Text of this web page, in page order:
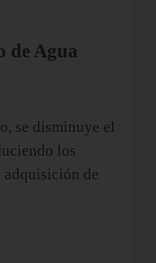
de Agua
se disminuye el
los
adquisición de